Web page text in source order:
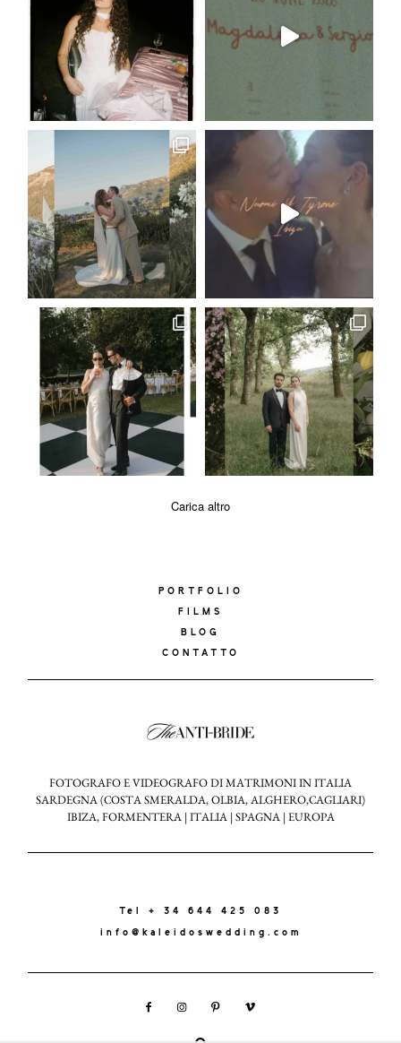
TEAM
EVENTI
|
MODA
CONTATTO
KALEIDOS
ALL
Carica altro
PORTFOLIO
FILMS
BLOG
CONTATTO
FOTOGRAFO E VIDEOGRAFO DI MATRIMONI IN ITALIA
SARDEGNA (COSTA SMERALDA, OLBIA, ALGHERO,CAGLIARI)
IBIZA, FORMENTERA | ITALIA | SPAGNA | EUROPA
Tel + 34 644 425 083
info@kaleidoswedding.com